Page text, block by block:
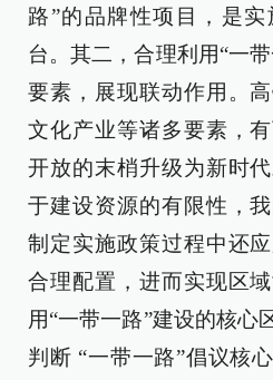
路”的品牌性项目，是
台。其二，合理利用“一
要素，展现联动作用。
文化产业等诸多要素，
开放的末梢升级为新时
于建设资源的有限性，
制定实施政策过程中还
合理配置，进而实现区
用“一带一路”建设的核心
判断 “一带一路”倡议核